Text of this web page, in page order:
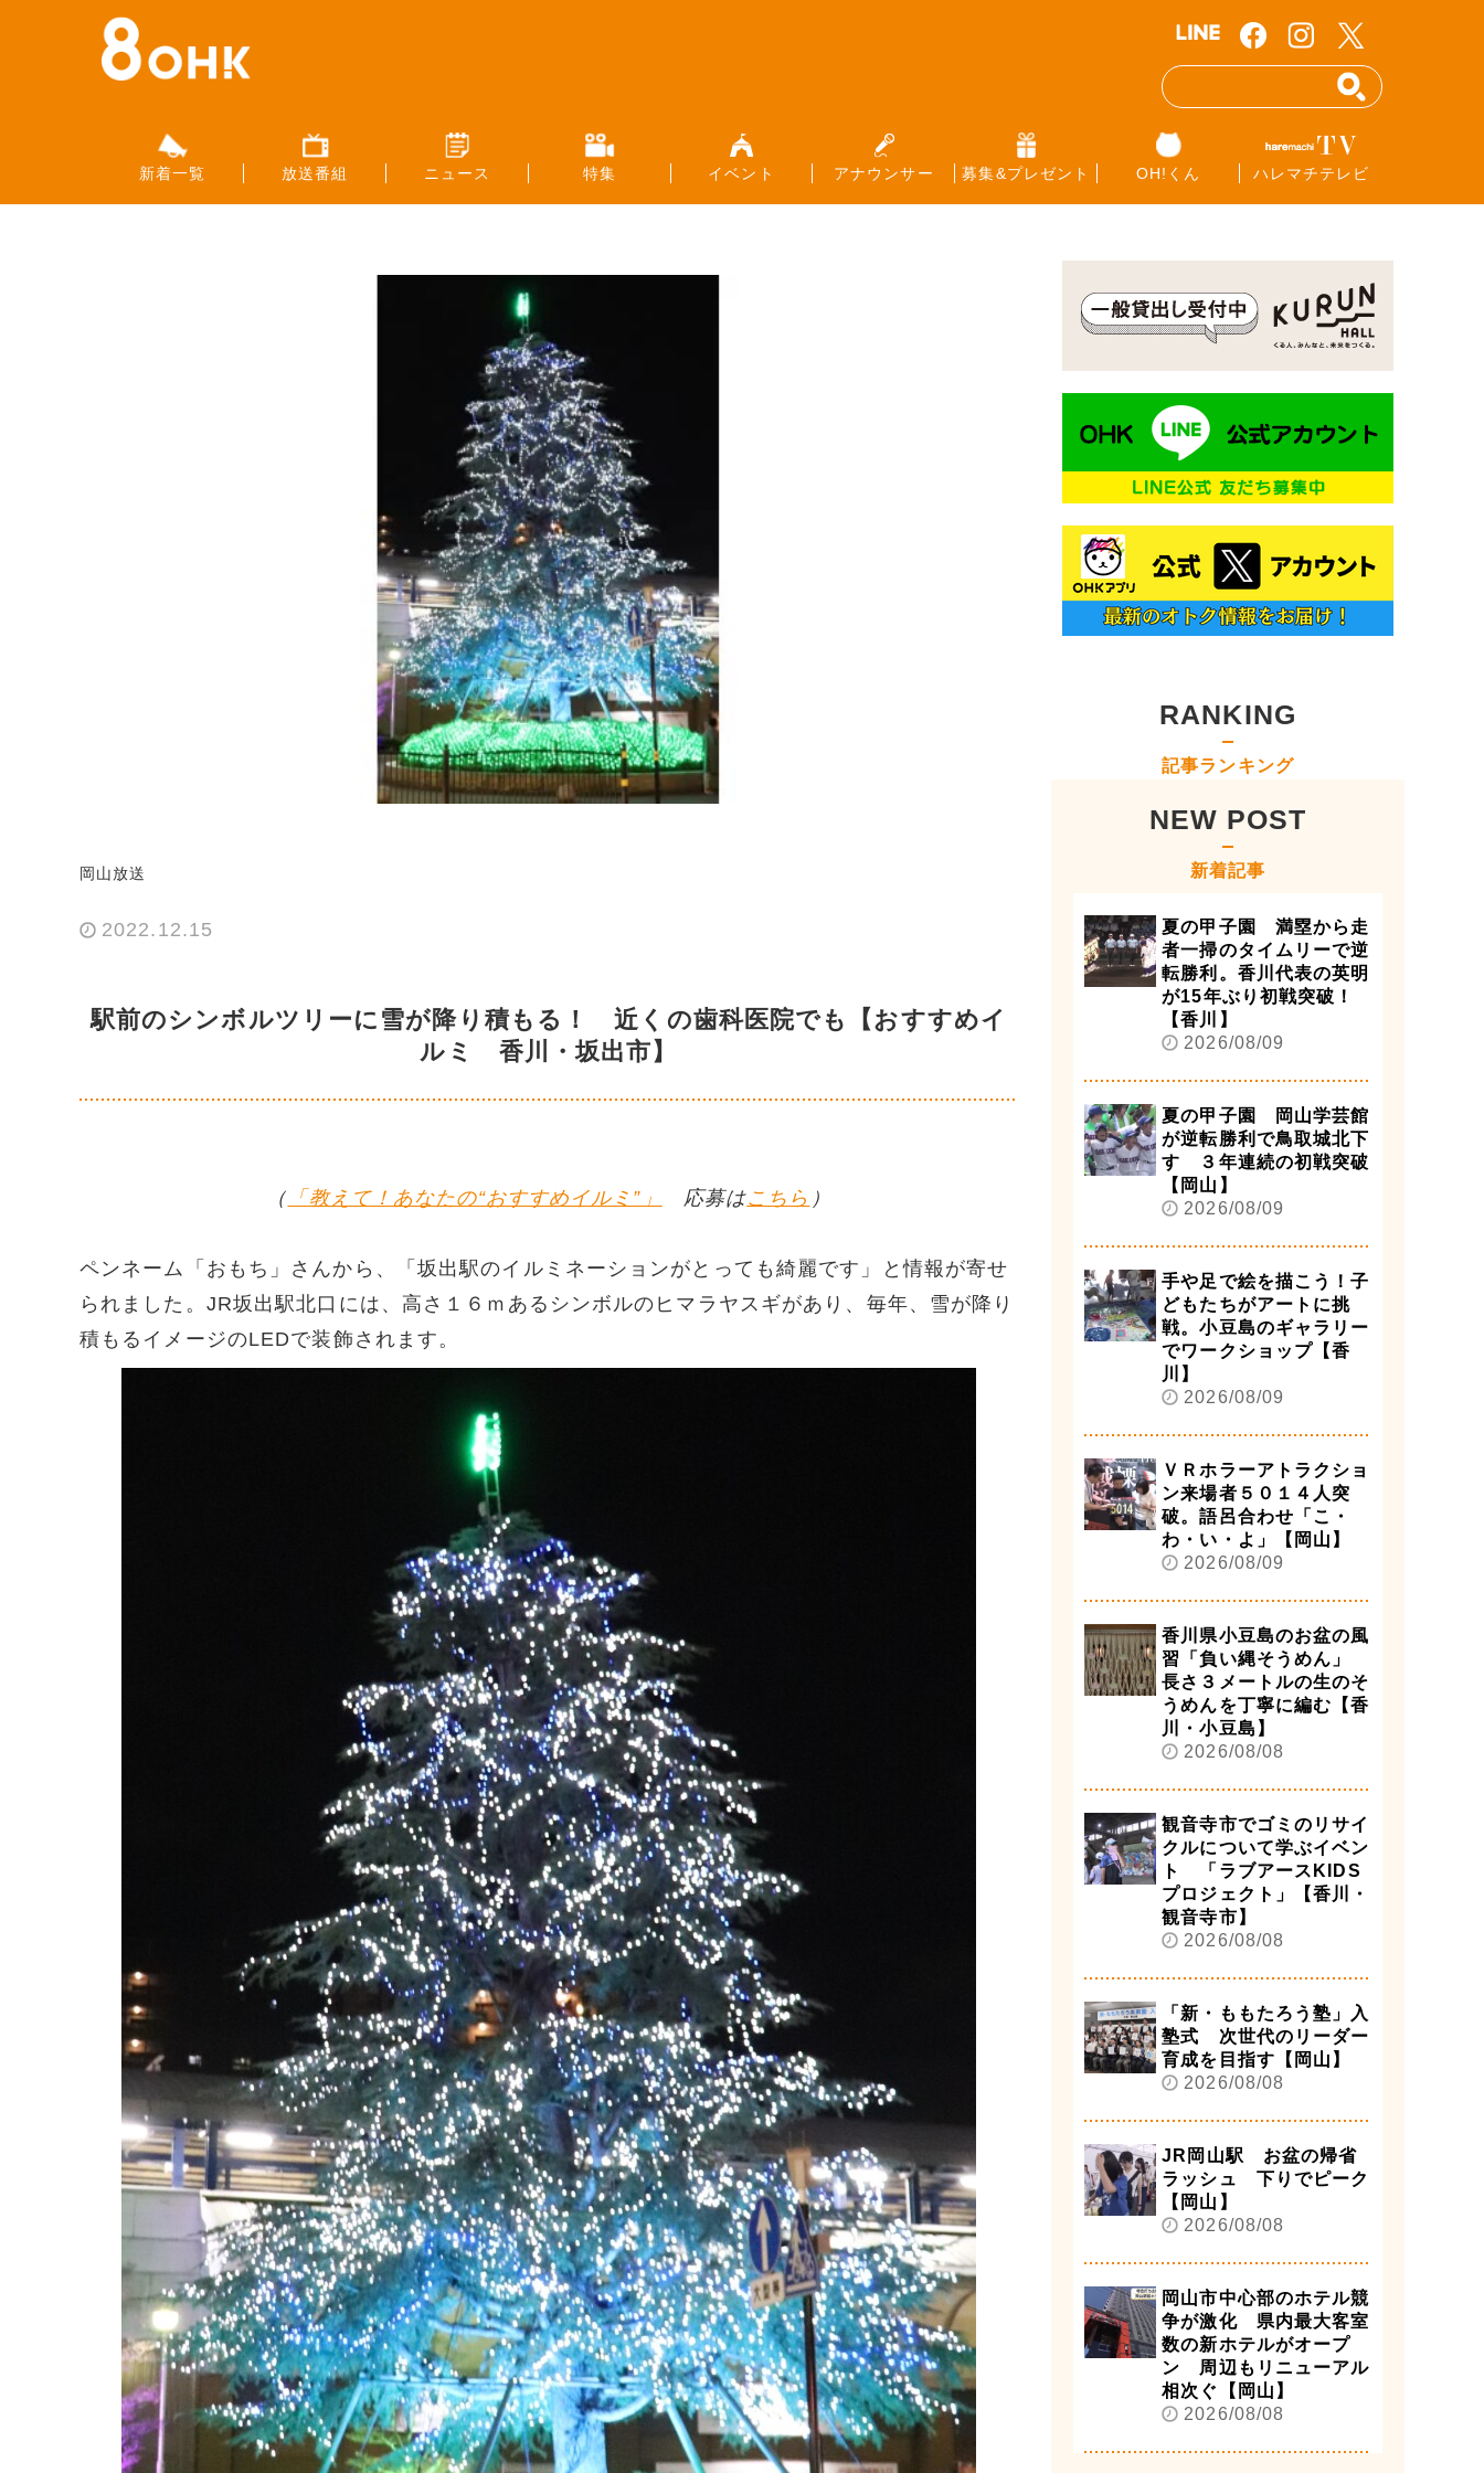
新着一覧 放送番組 ニュース 特集 イベント アナウンサー 募集&プレゼント OH!くん ハレマチテレビ
岡山放送
2022.12.15
駅前のシンボルツリーに雪が降り積もる！ 近くの歯科医院でも【おすすめイ
ルミ 香川・坂出市】
（ 「教えて！あなたの“おすすめイルミ”」 応募はこちら ）
ペンネーム「おもち」さんから、「坂出駅のイルミネーションがとっても綺麗です」と情報が寄せ
られました。JR坂出駅北口には、高さ１６ｍあるシンボルのヒマラヤスギがあり、毎年、雪が降り
積もるイメージのLEDで装飾されます。
RANKING
記事ランキング
NEW POST
新着記事
夏の甲子園 満塁から走
者一掃のタイムリーで逆
転勝利。香川代表の英明
が15年ぶり初戦突破！
【香川】
2026/08/09
夏の甲子園 岡山学芸館
が逆転勝利で鳥取城北下
す ３年連続の初戦突破
【岡山】
2026/08/09
手や足で絵を描こう！子
どもたちがアートに挑
戦。小豆島のギャラリー
でワークショップ【香
川】
2026/08/09
ＶＲホラーアトラクショ
ン来場者５０１４人突
破。語呂合わせ「こ・
わ・い・よ」【岡山】
2026/08/09
香川県小豆島のお盆の風
習「負い縄そうめん」
長さ３メートルの生のそ
うめんを丁寧に編む【香
川・小豆島】
2026/08/08
観音寺市でゴミのリサイ
クルについて学ぶイベン
ト 「ラブアースKIDS
プロジェクト」【香川・
観音寺市】
2026/08/08
「新・ももたろう塾」入
塾式 次世代のリーダー
育成を目指す【岡山】
2026/08/08
JR岡山駅 お盆の帰省
ラッシュ 下りでピーク
【岡山】
2026/08/08
岡山市中心部のホテル競
争が激化 県内最大客室
数の新ホテルがオープ
ン 周辺もリニューアル
相次ぐ【岡山】
2026/08/08